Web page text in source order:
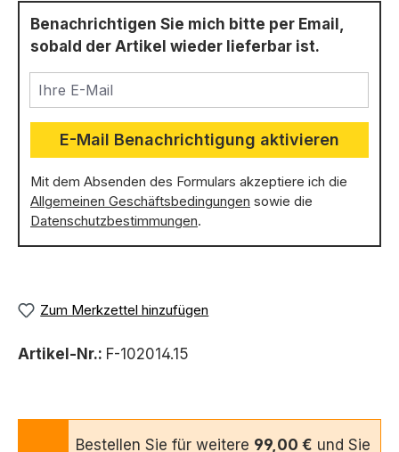
Benachrichtigen Sie mich bitte per Email,
sobald der Artikel wieder lieferbar ist.
Ihre E-Mail
E-Mail Benachrichtigung aktivieren
Mit dem Absenden des Formulars akzeptiere ich die
Allgemeinen Geschäftsbedingungen sowie die
Datenschutzbestimmungen.
Zum Merkzettel hinzufügen
Artikel-Nr.: F-102014.15
Bestellen Sie für weitere 99,00 € und Sie